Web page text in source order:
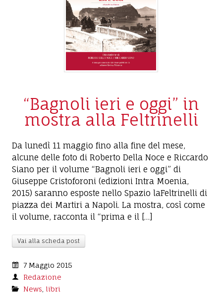
“Bagnoli ieri e oggi” in
mostra alla Feltrinelli
Da lunedì 11 maggio fino alla fine del mese,
alcune delle foto di Roberto Della Noce e Riccardo
Siano per il volume “Bagnoli ieri e oggi” di
Giuseppe Cristoforoni (edizioni Intra Moenia,
2015) saranno esposte nello Spazio laFeltrinelli di
piazza dei Martiri a Napoli. La mostra, così come
il volume, racconta il “prima e il […]
Vai alla scheda post
7 Maggio 2015
Redazione
News, libri